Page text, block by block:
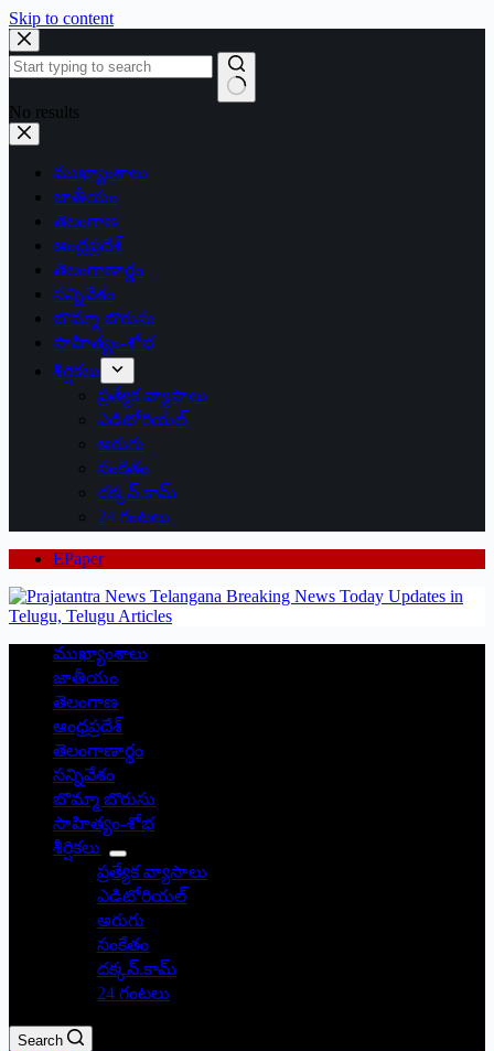
Skip to content
No results
ముఖ్యాంశాలు
జాతీయం
తెలంగాణ
ఆంధ్రప్రదేశ్
తెలంగాణార్థం
సన్నివేశం
బొమ్మా బొరుసు
సాహిత్యం-శోభ
శీర్షికలు
ప్రత్యేక వ్యాసాలు
ఎడిటోరియల్
అరుగు
సంకేతం
దక్కన్.కామ్
24 గంటలు
EPaper
ముఖ్యాంశాలు
జాతీయం
తెలంగాణ
ఆంధ్రప్రదేశ్
తెలంగాణార్థం
సన్నివేశం
బొమ్మా బొరుసు
సాహిత్యం-శోభ
శీర్షికలు
ప్రత్యేక వ్యాసాలు
ఎడిటోరియల్
అరుగు
సంకేతం
దక్కన్.కామ్
24 గంటలు
Search